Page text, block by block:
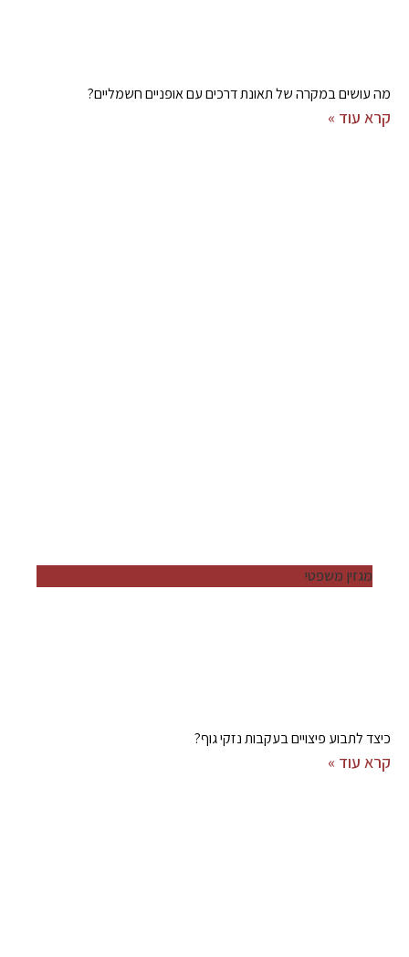
מה עושים במקרה של תאונת דרכים עם אופניים חשמליים?
קרא עוד »
מגזין משפטי
כיצד לתבוע פיצויים בעקבות נזקי גוף?
קרא עוד »